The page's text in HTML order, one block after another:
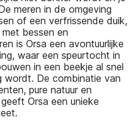
meren in de omgeving
of een verfrissende duik,
bessen en
is Orsa een avontuurlijke
waar een speurtocht in
in een beekje al snel
De combinatie van
pure natuur en
Orsa een unieke